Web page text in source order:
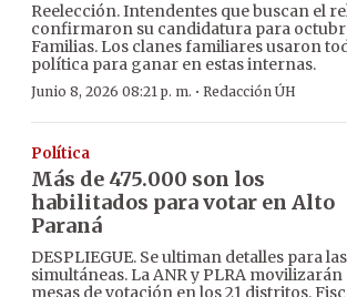
Reelección. Intendentes que buscan el
confirmaron su candidatura para
Familias. Los clanes familiares usaron
política para ganar en estas internas.
Junio 8, 2026 08:21 p. m. · Redacción ÚH
Política
Más de 475.000 son los
habilitados para votar en Alto
Paraná
DESPLIEGUE. Se ultiman detalles para
simultáneas. La ANR y PLRA movilizarán
mesas de votación en los 21 distritos.